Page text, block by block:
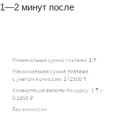
минут после